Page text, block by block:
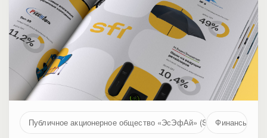
Публичное акционерное общество «ЭсЭфАй» (SFI, MOEX:
Финансы